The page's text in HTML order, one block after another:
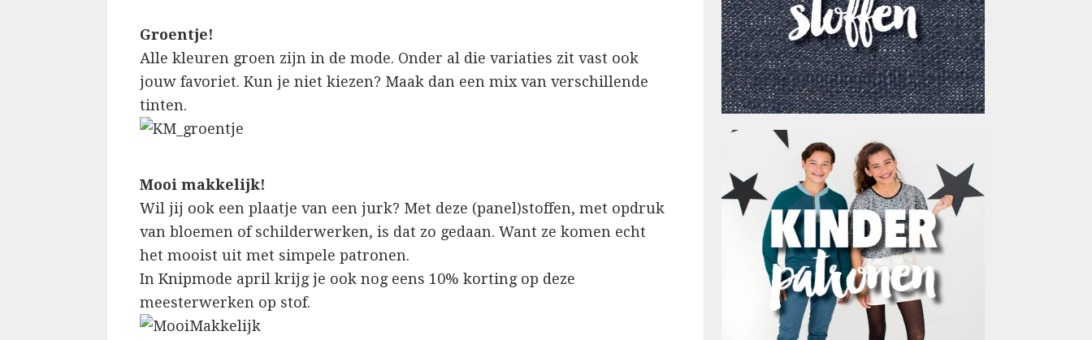
Groentje!
Alle kleuren groen zijn in de mode. Onder al die variaties zit vast ook
jouw favoriet. Kun je niet kiezen? Maak dan een mix van verschillende
tinten.
Mooi makkelijk!
Wil jij ook een plaatje van een jurk? Met deze (panel)stoffen, met opdruk
van bloemen of schilderwerken, is dat zo gedaan. Want ze komen echt
het mooist uit met simpele patronen.
In Knipmode april krijg je ook nog eens 10% korting op deze
meesterwerken op stof.